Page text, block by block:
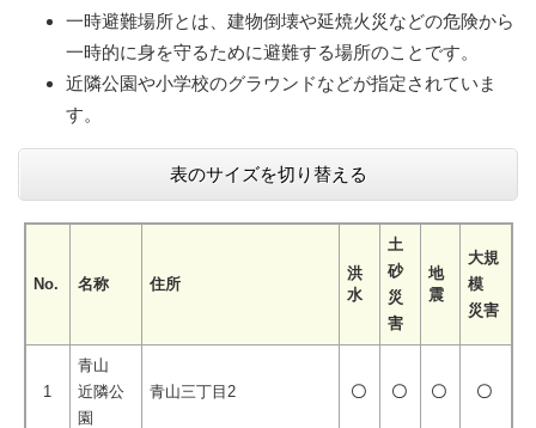
一時避難場所とは、建物倒壊や延焼火災などの危険から
一時的に身を守るために避難する場所のことです。
近隣公園や小学校のグラウンドなどが指定されていま
す。
表のサイズを切り替える
No. 名称 住所
洪
水
土
砂
災
害
地
震
大規
模
災害
1
青山
近隣公
園
青山三丁目2 〇 〇 〇 〇